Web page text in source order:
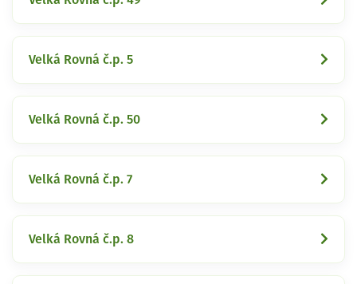
Velká Rovná č.p. 5
Velká Rovná č.p. 50
Velká Rovná č.p. 7
Velká Rovná č.p. 8